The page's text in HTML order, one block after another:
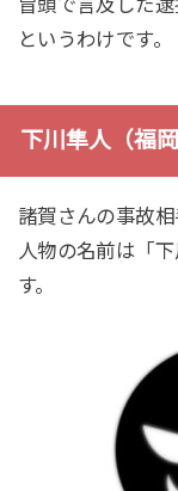
冒頭で言及した
というわけです。
下川隼人（福
諸賀さんの事故
人物の名前は「
す。